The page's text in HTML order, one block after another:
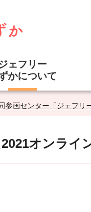
ェフリー
かについて
参画センター「ジェフリ
オンライ